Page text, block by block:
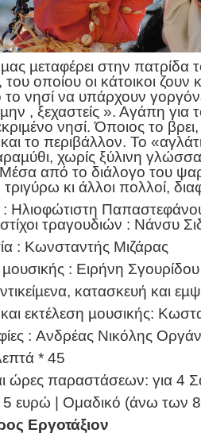
µεταφέρει στην
του οποίου οι κάτοικοι
νησί να υπάρχουν
, ξεχαστείς ». Αγάπη για
νησί. Όποιος το
το περιβάλλον. Το
χωρίς ξύλινη
από το διάλογο του
κι άλλοι πολλοί,
Ηλιοφώτιστη
τραγουδιών : Nάνσυ
: Kωνσταντής Μιζάρας
µουσικής : Eιρήνη Σγουρίδου
κατασκευή και
εκτέλεση µουσικής:
: Aνδρέας Νικόλης
* 45
ώρες παραστάσεων: για 4
5 ευρώ​ | Ομαδικό (άνω των
Εργοτάξιον